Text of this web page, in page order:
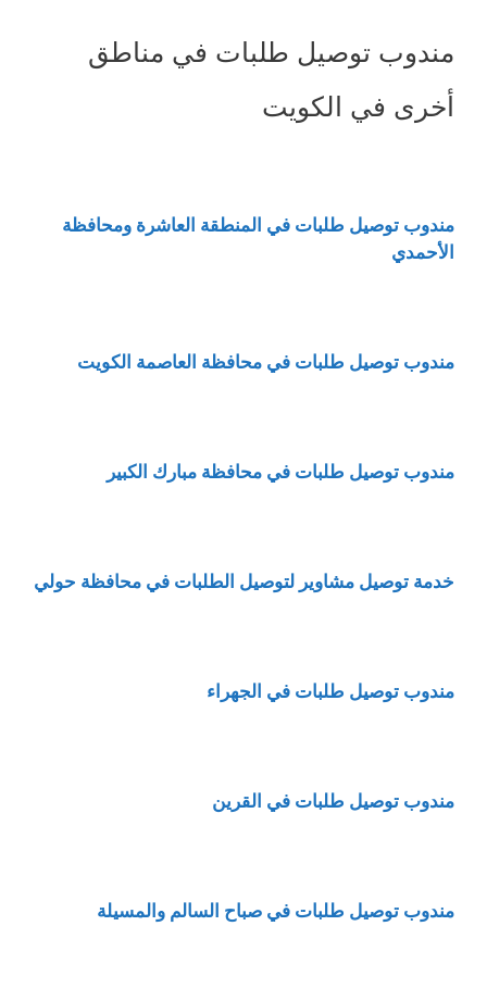
مندوب توصيل طلبات في مناطق
أخرى في الكويت
مندوب توصيل طلبات في المنطقة العاشرة ومحافظة
الأحمدي
مندوب توصيل طلبات في محافظة العاصمة الكويت
مندوب توصيل طلبات في محافظة مبارك الكبير
خدمة توصيل مشاوير لتوصيل الطلبات في محافظة حولي
مندوب توصيل طلبات في الجهراء
مندوب توصيل طلبات في القرين
مندوب توصيل طلبات في صباح السالم والمسيلة